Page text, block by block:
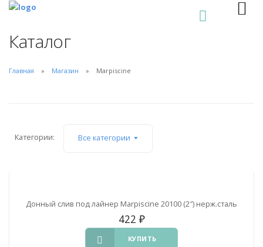
Каталог
Главная Магазин Marpiscine
Категории: Все категории
Донный слив под лайнер Marpiscine 20100 (2″) нерж.сталь
422 ₽
КУПИТЬ